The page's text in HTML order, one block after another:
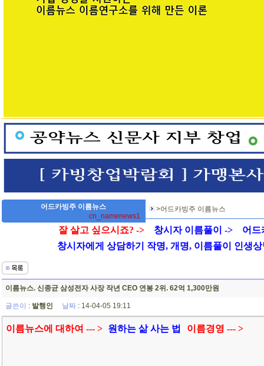
어드카빙주 이름뉴스
cn_namenews1
>어드카빙주 이름뉴스
잘 살고 싶으시죠? -> 창시자 이름풀이 ->
어드
창시자에게 상담하기 작명, 개명, 이름풀이 인생상
이름뉴스. 신종균 삼성전자 사장 작년 CEO 연봉 2위. 62억 1,300만원
글쓴이 : 발행인 날짜 : 14-04-05 19:11
이름뉴스에 대하여 ---> 원하는 삶 사는 법 이름경영 --->